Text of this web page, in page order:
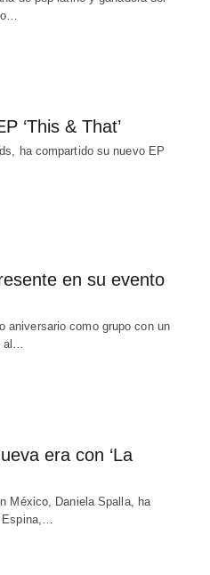
‘This & That’
ha compartido su nuevo EP
en su evento
aniversario como grupo con un
era con ‘La
México, Daniela Spalla, ha